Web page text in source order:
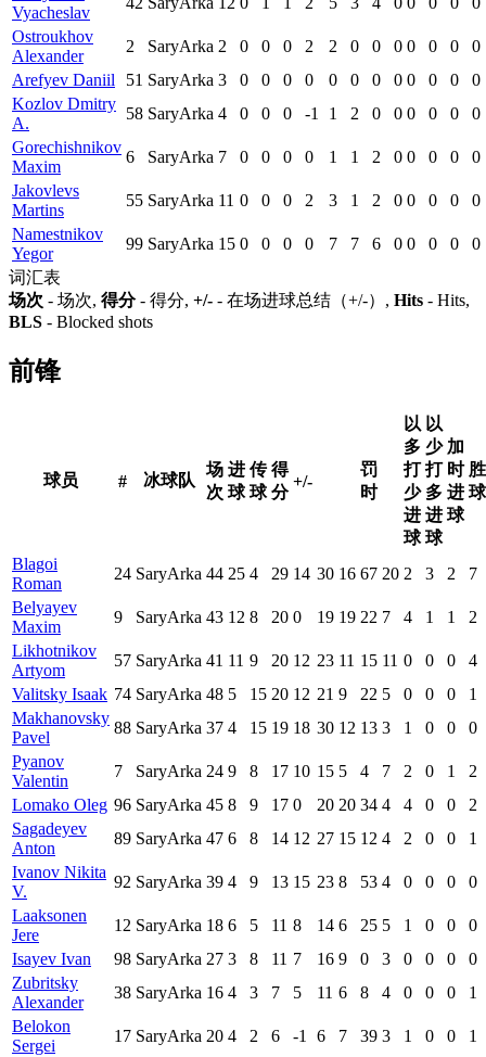
Vyacheslav
Ostroukhov
Alexander
2 SaryArka 2 0 0 0 2 2 0 0 0 0 0 0
0
Arefyev Daniil
51 SaryArka 3 0 0 0 0 0 0 0 0 0 0 0
0
Kozlov Dmitry
A.
58 SaryArka 4 0 0 0 -1 1 2 0 0 0 0 0
0
Gorechishnikov
Maxim
6 SaryArka 7 0 0 0 0 1 1 2 0 0 0 0
0
Jakovlevs
Martins
55 SaryArka 11 0 0 0 2 3 1 2 0 0 0 0
0
Namestnikov
Yegor
99 SaryArka 15 0 0 0 0 7 7 6 0 0 0 0
0
词汇表
场次 - 场次, 得分- 得分, +/- - 在场进球总结（+/-）, Hits - Hits,
BLS - Blocked shots
前锋
球员 # 冰球队
场
次
进
球
传
球
得
分
+/-
罚
时
以
多
打
少
进
球
以
少
打
多
进
球
加
时
进
球
胜
球
Blagoi
Roman
24 SaryArka 44 25 4 29 14 30 16 67 20 2 3 2
7
Belyayev
Maxim
9 SaryArka 43 12 8 20 0 19 19 22 7 4 1 1
2
Likhotnikov
Artyom
57 SaryArka 41 11 9 20 12 23 11 15 11 0 0 0
4
Valitsky Isaak 74 SaryArka 48 5 15 20 12 21 9 22 5 0 0 0
1
Makhanovsky
Pavel
88 SaryArka 37 4 15 19 18 30 12 13 3 1 0 0
0
Pyanov
Valentin
7 SaryArka 24 9 8 17 10 15 5 4 7 2 0 1
2
Lomako Oleg 96 SaryArka 45 8 9 17 0 20 20 34 4 4 0 0
2
Sagadeyev
Anton
89 SaryArka 47 6 8 14 12 27 15 12 4 2 0 0
1
Ivanov Nikita
V.
92 SaryArka 39 4 9 13 15 23 8 53 4 0 0 0
0
Laaksonen
Jere
12 SaryArka 18 6 5 11 8 14 6 25 5 1 0 0
0
Isayev Ivan
98 SaryArka 27 3 8 11 7 16 9 0 3 0 0 0
0
Zubritsky
Alexander
38 SaryArka 16 4 3 7 5 11 6 8 4 0 0 0
1
Belokon
Sergei
17 SaryArka 20 4 2 6 -1 6 7 39 3 1 0 0
1